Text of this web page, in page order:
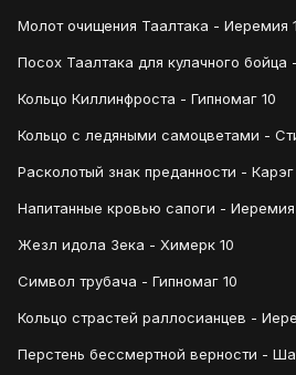
Молот очищения Таалтака - Иеремия
Посох Таалтака для кулачного бойца
Кольцо Киллинфроста - Гипномаг 10
Кольцо с ледяными самоцветами -
Расколотый знак преданности - Карэг
Напитанные кровью сапоги - Иеремия
Жезл идола Зека - Химерк 10
Символ трубача - Гипномаг 10
Кольцо страстей раллосианцев -
Перстень бессмертной верности -